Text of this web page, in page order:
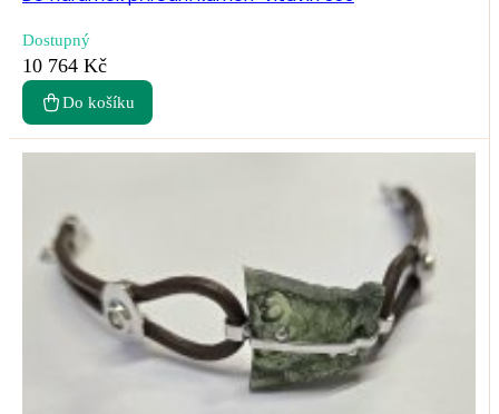
Dostupný
10 764 Kč
Do košíku